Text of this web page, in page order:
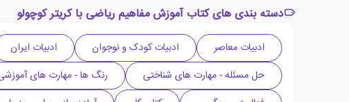
دسته بندی های کتاب آموزش مفاهیم ریاضی با کریتر کوچولو
ادبیات معاصر ادبیات کودک و نوجوان ادبیات ایران
حل مسئله - مهارت های شناختی
رنگ ها - مهارت های